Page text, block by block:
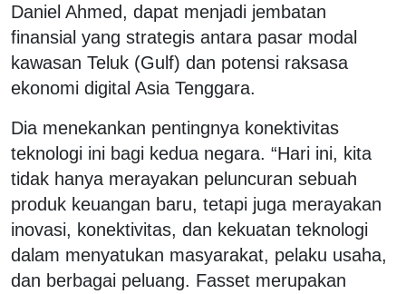
Daniel Ahmed, dapat menjadi jembatan
finansial yang strategis antara pasar modal
kawasan Teluk (Gulf) dan potensi raksasa
ekonomi digital Asia Tenggara.
Dia menekankan pentingnya konektivitas
teknologi ini bagi kedua negara. “Hari ini, kita
tidak hanya merayakan peluncuran sebuah
produk keuangan baru, tetapi juga merayakan
inovasi, konektivitas, dan kekuatan teknologi
dalam menyatukan masyarakat, pelaku usaha,
dan berbagai peluang. Fasset merupakan